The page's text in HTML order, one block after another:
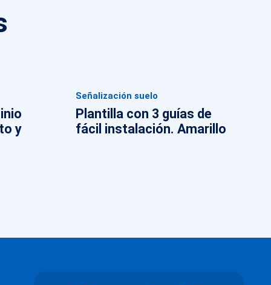
y
Señalización suelo
Plantilla con 3 guías de
fácil instalación. Amarillo